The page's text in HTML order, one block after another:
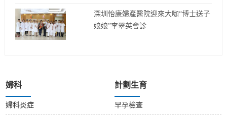
深圳怡康婦產醫院迎來大咖“博士送子
娘娘”李翠英會診
婦科
婦科炎症
計劃生育
早孕檢查